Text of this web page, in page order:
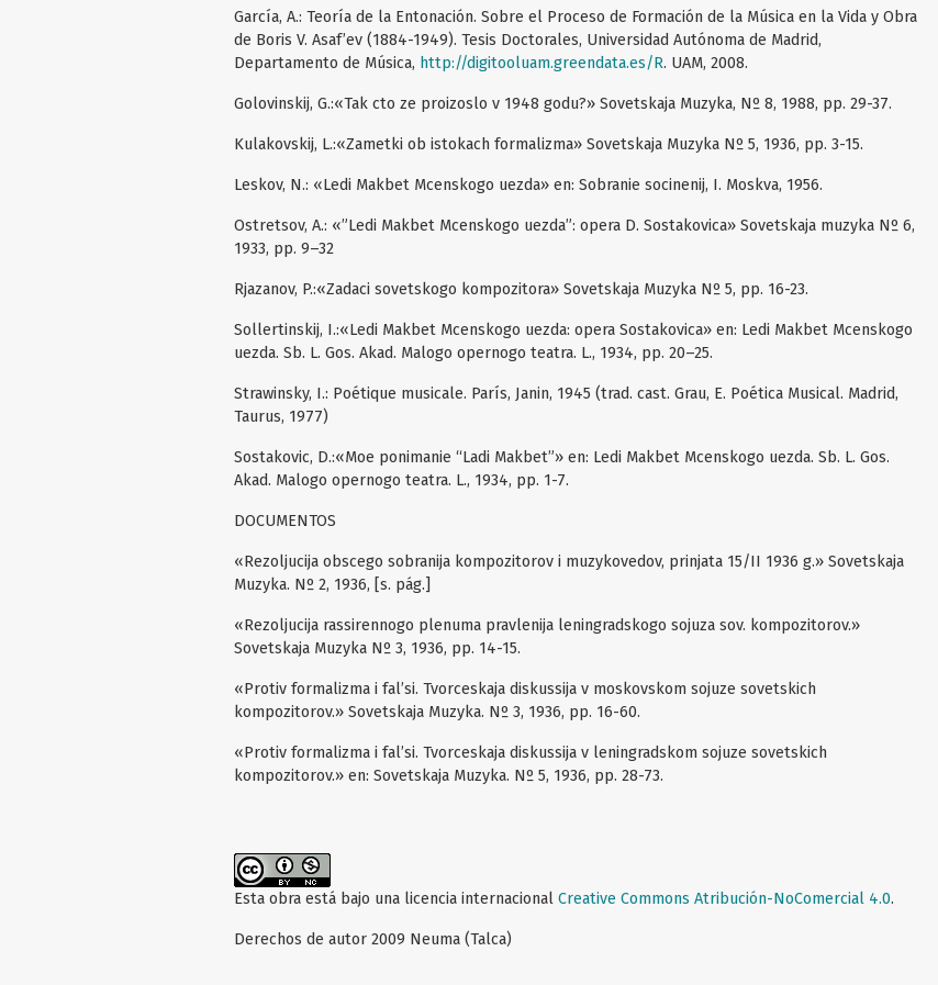
García, A.: Teoría de la Entonación. Sobre el Proceso de Formación de la Música en la Vida y Obra
de Boris V. Asaf’ev (1884-1949). Tesis Doctorales, Universidad Autónoma de Madrid,
Departamento de Música, http://digitooluam.greendata.es/R. UAM, 2008.
Golovinskij, G.:«Tak cto ze proizoslo v 1948 godu?» Sovetskaja Muzyka, Nº 8, 1988, pp. 29-37.
Kulakovskij, L.:«Zametki ob istokach formalizma» Sovetskaja Muzyka Nº 5, 1936, pp. 3-15.
Leskov, N.: «Ledi Makbet Mcenskogo uezda» en: Sobranie socinenij, I. Moskva, 1956.
Ostretsov, A.: «”Ledi Makbet Mcenskogo uezda”: opera D. Sostakovica» Sovetskaja muzyka Nº 6,
1933, pp. 9–32
Rjazanov, P.:«Zadaci sovetskogo kompozitora» Sovetskaja Muzyka Nº 5, pp. 16-23.
Sollertinskij, I.:«Ledi Makbet Mcenskogo uezda: opera Sostakovica» en: Ledi Makbet Mcenskogo
uezda. Sb. L. Gos. Akad. Malogo opernogo teatra. L., 1934, pp. 20–25.
Strawinsky, I.: Poétique musicale. París, Janin, 1945 (trad. cast. Grau, E. Poética Musical. Madrid,
Taurus, 1977)
Sostakovic, D.:«Moe ponimanie “Ladi Makbet”» en: Ledi Makbet Mcenskogo uezda. Sb. L. Gos.
Akad. Malogo opernogo teatra. L., 1934, pp. 1-7.
DOCUMENTOS
«Rezoljucija obscego sobranija kompozitorov i muzykovedov, prinjata 15/II 1936 g.» Sovetskaja
Muzyka. Nº 2, 1936, [s. pág.]
«Rezoljucija rassirennogo plenuma pravlenija leningradskogo sojuza sov. kompozitorov.»
Sovetskaja Muzyka Nº 3, 1936, pp. 14-15.
«Protiv formalizma i fal’si. Tvorceskaja diskussija v moskovskom sojuze sovetskich
kompozitorov.» Sovetskaja Muzyka. Nº 3, 1936, pp. 16-60.
«Protiv formalizma i fal’si. Tvorceskaja diskussija v leningradskom sojuze sovetskich
kompozitorov.» en: Sovetskaja Muzyka. Nº 5, 1936, pp. 28-73.
Esta obra está bajo una licencia internacional Creative Commons Atribución-NoComercial 4.0.
Derechos de autor 2009 Neuma (Talca)